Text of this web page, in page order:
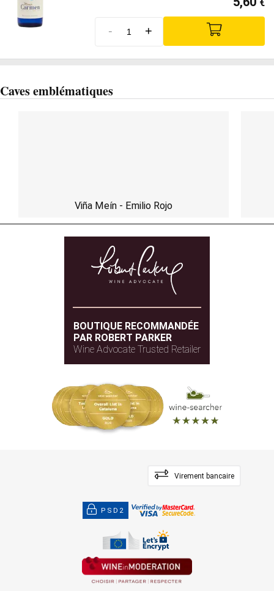
€
- +
Caves emblématiques
Viña Meín - Emilio Rojo
BOUTIQUE RECOMMANDÉE
PAR ROBERT PARKER
Wine Advocate Trusted Retailer
Virement bancaire
PSD2